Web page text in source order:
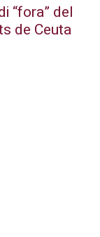
“fora” del
de Ceuta